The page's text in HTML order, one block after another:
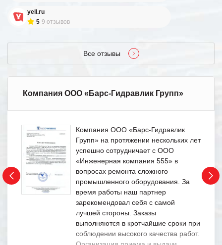
yell.ru
5 9 отзывов
Все отзывы
Компания ООО «Барс-Гидравлик Групп»
Компания ООО «Барс-Гидравлик
Групп» на протяжении нескольких лет
успешно сотрудничает с ООО
«Инженерная компания 555» в
вопросах ремонта сложного
промышленного оборудования. За
время работы наш партнер
зарекомендовал себя с самой
лучшей стороны. Заказы
выполняются в кротчайшие сроки при
соблюдении высокого качества работ.